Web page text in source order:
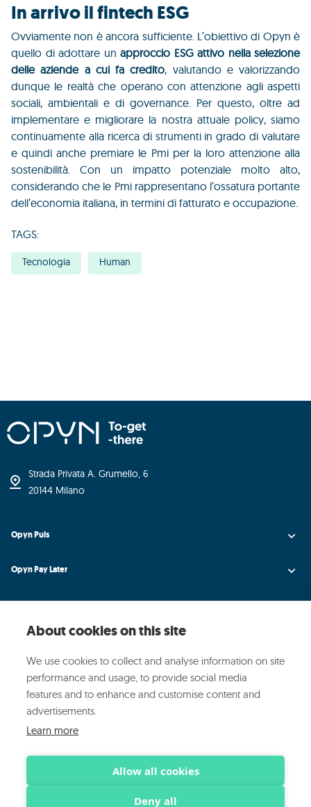
In arrivo il fintech ESG
Ovviamente non è ancora sufficiente. L’obiettivo di Opyn è
quello di adottare un approccio ESG attivo nella selezione
delle aziende a cui fa credito, valutando e valorizzando
dunque le realtà che operano con attenzione agli aspetti
sociali, ambientali e di governance. Per questo, oltre ad
implementare e migliorare la nostra attuale policy, siamo
continuamente alla ricerca di strumenti in grado di valutare
e quindi anche premiare le Pmi per la loro attenzione alla
sostenibilità. Con un impatto potenziale molto alto,
considerando che le Pmi rappresentano l’ossatura portante
dell’economia italiana, in termini di fatturato e occupazione.
TAGS:
Tecnologia Human
Strada Privata A. Grumello, 6
20144 Milano
Opyn Puls
Opyn Pay Later
Opyn Universe
Opyn Credit AI
Opyn
Media ed Eventi
About cookies on this site
We use cookies to collect and analyse information on site
performance and usage, to provide social media
features and to enhance and customise content and
advertisements.
Learn more
Allow all cookies
Deny all